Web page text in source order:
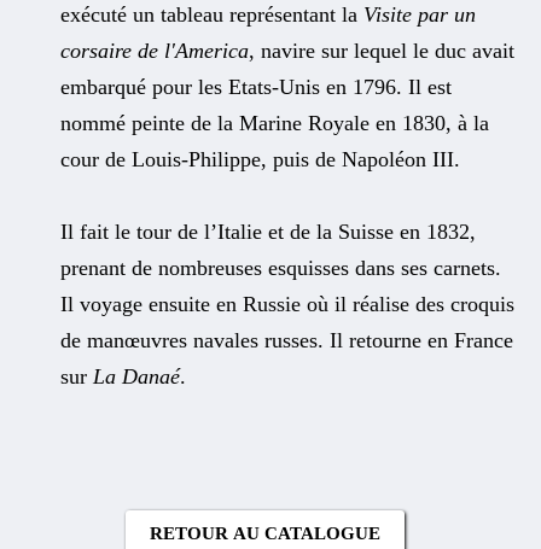
exécuté un tableau représentant la Visite par un
corsaire de l'America, navire sur lequel le duc avait
embarqué pour les Etats-Unis en 1796. Il est
nommé peinte de la Marine Royale en 1830, à la
cour de Louis-Philippe, puis de Napoléon III.
Il fait le tour de l’Italie et de la Suisse en 1832,
prenant de nombreuses esquisses dans ses carnets.
Il voyage ensuite en Russie où il réalise des croquis
de manœuvres navales russes. Il retourne en France
sur La Danaé.
RETOUR AU CATALOGUE